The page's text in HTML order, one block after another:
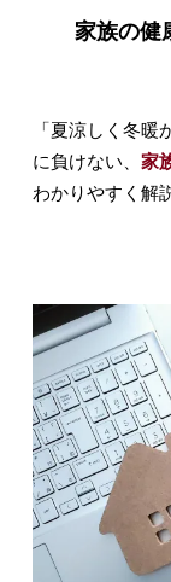
家族の健
「夏涼しく冬
に負けない、 家
わかりやすく解